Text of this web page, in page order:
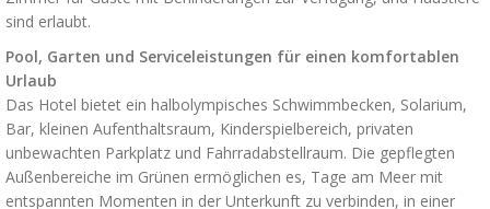
sind erlaubt.
Pool, Garten und Serviceleistungen für einen komfortablen
Urlaub
Das Hotel bietet ein halbolympisches Schwimmbecken, Solarium,
Bar, kleinen Aufenthaltsraum, Kinderspielbereich, privaten
unbewachten Parkplatz und Fahrradabstellraum. Die gepflegten
Außenbereiche im Grünen ermöglichen es, Tage am Meer mit
entspannten Momenten in der Unterkunft zu verbinden, in einer